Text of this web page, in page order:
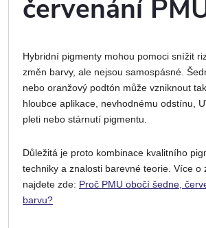
červenání
Hybridní pigmenty mohou pomoci snížit
změn barvy, ale nejsou samospásné.
nebo oranžový podtón může vzniknout
hloubce aplikace, nevhodnému odstínu,
pleti nebo stárnutí pigmentu.
Důležitá je proto kombinace kvalitního
techniky a znalosti barevné teorie. Více o
najdete zde: Proč PMU obočí šedne,
barvu?